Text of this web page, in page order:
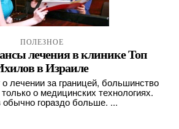
ПОЛЕЗНОЕ
лечения в клинике Топ
в Израиле
о лечении за границей, большинство
о медицинских технологиях.
гораздо больше. ...